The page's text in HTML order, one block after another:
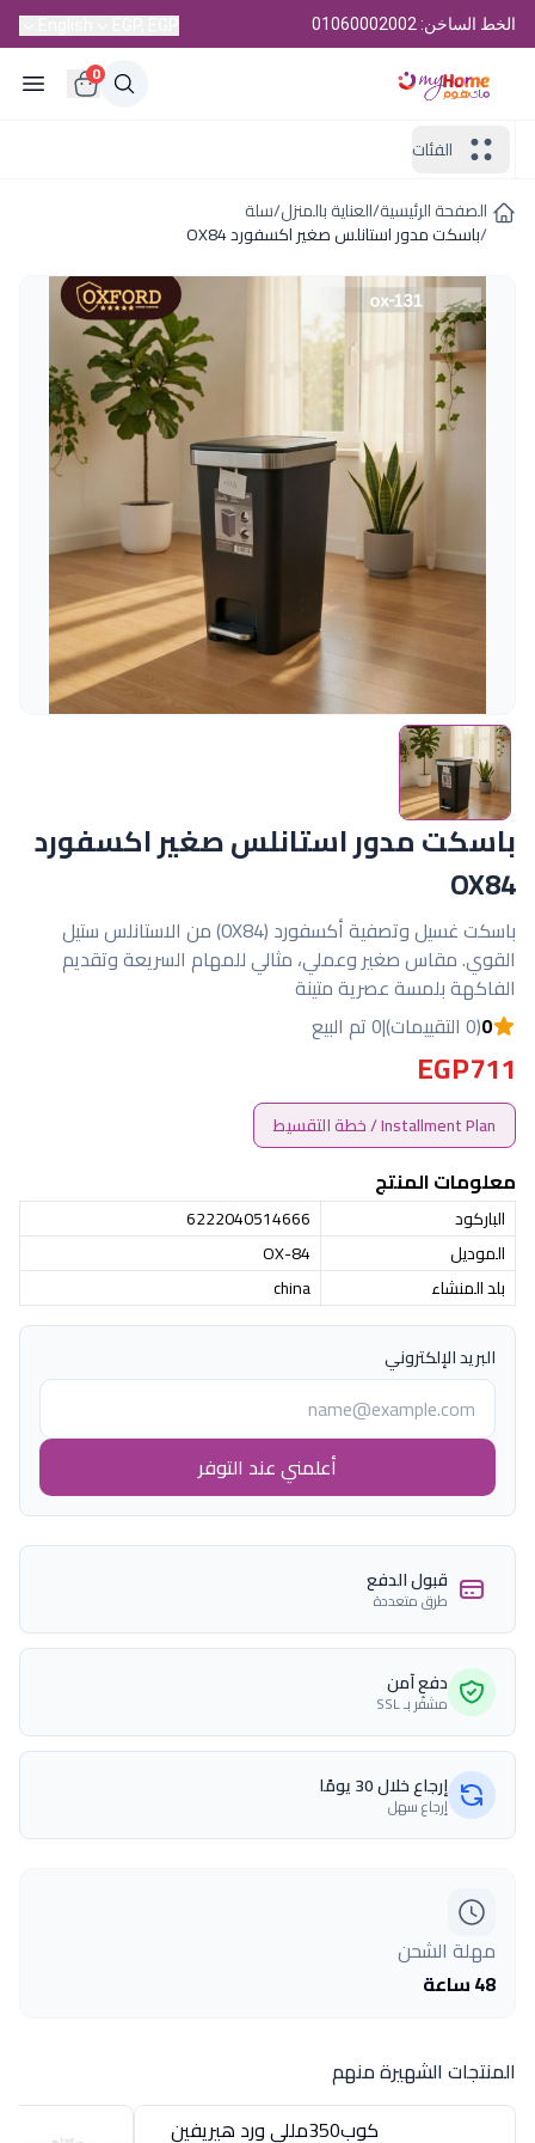
الخط الساخن: 01060002002
0
الفئات
الصفحة الرئيسية/العناية بالمنزل/سلة
/باسكت مدور استانلس صغير اكسفورد OX84
باسكت مدور استانلس صغير اكسفورد
OX84
باسكت غسيل وتصفية أكسفورد (OX84) من الاستانلس ستيل
القوي. مقاس صغير وعملي، مثالي للمهام السريعة وتقديم
الفاكهة بلمسة عصرية متينة
0(0 التقييمات) |0 تم البيع
EGP711
Installment Plan / خطة التقسيط
معلومات المنتج
الباركود
6222040514666
الموديل
OX-84
بلد المنشاء
china
البريد الإلكتروني
أعلمني عند التوفر
قبول الدفع
طرق متعددة
دفع آمن
مشفّر بـ SSL
إرجاع خلال 30 يومًا
إرجاع سهل
مهلة الشحن
48 ساعة
المنتجات الشهيرة منهم
كوب350مللى ورد هيريفين